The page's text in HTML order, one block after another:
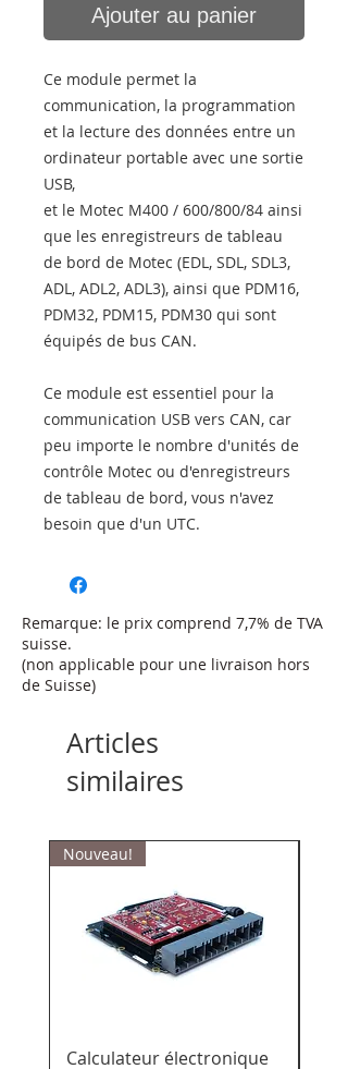
Ajouter au panier
Ce module permet la
communication, la programmation
et la lecture des données entre un
ordinateur portable avec une sortie
USB,
et le Motec M400 / 600/800/84 ainsi
que les enregistreurs de tableau
de bord de Motec (EDL, SDL, SDL3,
ADL, ADL2, ADL3), ainsi que PDM16,
PDM32, PDM15, PDM30 qui sont
équipés de bus CAN.
Ce module est essentiel pour la
communication USB vers CAN, car
peu importe le nombre d'unités de
contrôle Motec ou d'enregistreurs
de tableau de bord, vous n'avez
besoin que d'un UTC.
Remarque: le prix comprend 7,7% de TVA
suisse.
(non applicable pour une livraison hors
de Suisse)
Articles
similaires
Nouveau!
Calculateur électronique